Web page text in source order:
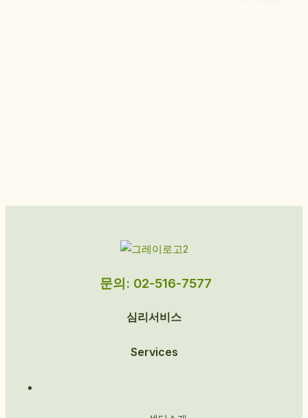
문의: 02-516-7577
심리서비스
Services